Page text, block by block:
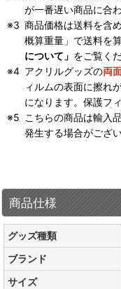
が一番遅い商品に合
商品価格は送料を含
概算重量」で送料を
について」 をご覧く
アクリルグッズの両
ィルムの表面に擦れ
になります。保護フ
こちらの商品は輸入
発生する場合がござ
商品仕様
グッズ種類
ブランド
サイズ